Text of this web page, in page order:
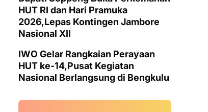
HUT RI dan Hari Pramuka
2026,Lepas Kontingen Jambore
Nasional XII
IWO Gelar Rangkaian Perayaan
HUT ke-14,Pusat Kegiatan
Nasional Berlangsung di Bengkulu